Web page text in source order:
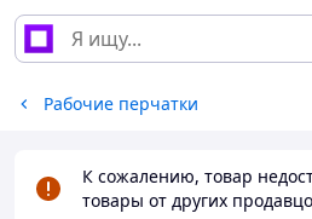
Рабочие перчатки
К сожалению, товар
товары от других